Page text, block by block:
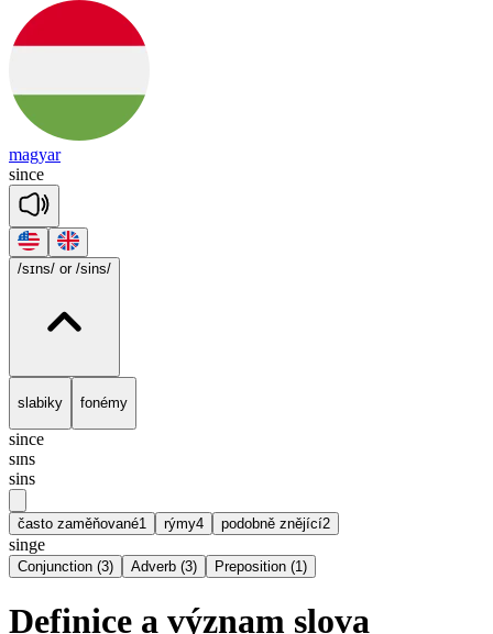
magyar
since
/sɪns/ or /sins/
slabiky fonémy
since
sɪns
sins
často zaměňované1 rýmy4 podobně znějící2
singe
Conjunction (3) Adverb (3) Preposition (1)
Definice a význam slova